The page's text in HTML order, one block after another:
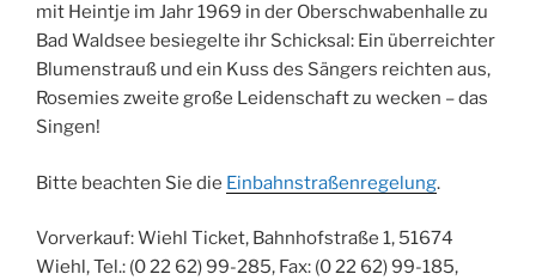
mit Heintje im Jahr 1969 in der Oberschwabenhalle zu
Bad Waldsee besiegelte ihr Schicksal: Ein überreichter
Blumenstrauß und ein Kuss des Sängers reichten aus,
Rosemies zweite große Leidenschaft zu wecken – das
Singen!
Bitte beachten Sie die Einbahnstraßenregelung.
Vorverkauf: Wiehl Ticket, Bahnhofstraße 1, 51674
Wiehl, Tel.: (0 22 62) 99-285, Fax: (0 22 62) 99-185,